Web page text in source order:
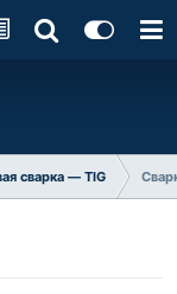
сварка — TIG